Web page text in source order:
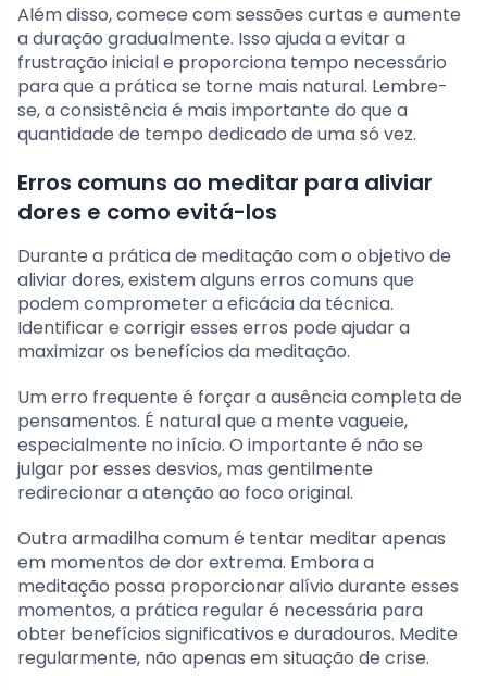
Além disso, comece com sessões curtas e aumente
a duração gradualmente. Isso ajuda a evitar a
frustração inicial e proporciona tempo necessário
para que a prática se torne mais natural. Lembre-
se, a consistência é mais importante do que a
quantidade de tempo dedicado de uma só vez.
Erros comuns ao meditar para aliviar
dores e como evitá-los
Durante a prática de meditação com o objetivo de
aliviar dores, existem alguns erros comuns que
podem comprometer a eficácia da técnica.
Identificar e corrigir esses erros pode ajudar a
maximizar os benefícios da meditação.
Um erro frequente é forçar a ausência completa de
pensamentos. É natural que a mente vagueie,
especialmente no início. O importante é não se
julgar por esses desvios, mas gentilmente
redirecionar a atenção ao foco original.
Outra armadilha comum é tentar meditar apenas
em momentos de dor extrema. Embora a
meditação possa proporcionar alívio durante esses
momentos, a prática regular é necessária para
obter benefícios significativos e duradouros. Medite
regularmente, não apenas em situação de crise.